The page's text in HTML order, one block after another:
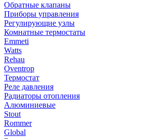
Обратные клапаны
Приборы управления
Регулирующие узлы
Комнатные термостаты
Emmeti
Watts
Rehau
Oventrop
Термостат
Реле давления
Радиаторы отопления
Алюминиевые
Stout
Rommer
Global